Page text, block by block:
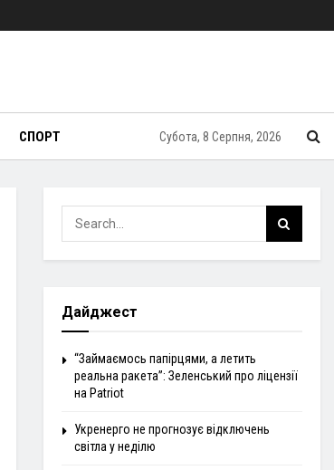
СПОРТ Субота, 8 Серпня, 2026
Дайджест
“Займаємось папірцями, а летить
реальна ракета”: Зеленський про ліцензії
на Patriot
Укренерго не прогнозує відключень
світла у неділю